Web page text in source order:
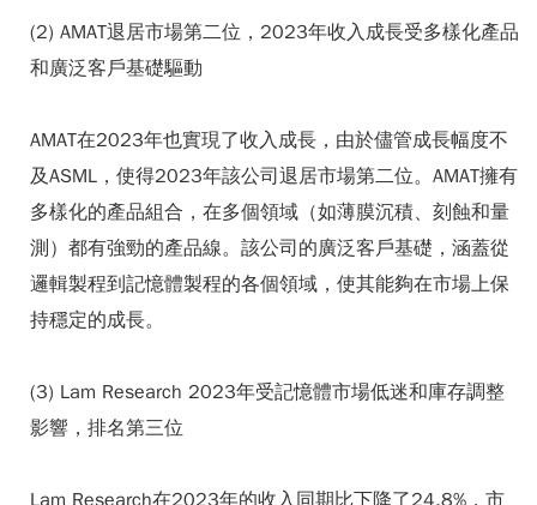
(2) AMAT退居市場第二位，2023年收入成長受多樣化產品
和廣泛客戶基礎驅動
AMAT在2023年也實現了收入成長，由於儘管成長幅度不
及ASML，使得2023年該公司退居市場第二位。AMAT擁有
多樣化的產品組合，在多個領域（如薄膜沉積、刻蝕和量
測）都有強勁的產品線。該公司的廣泛客戶基礎，涵蓋從
邏輯製程到記憶體製程的各個領域，使其能夠在市場上保
持穩定的成長。
(3) Lam Research 2023年受記憶體市場低迷和庫存調整
影響，排名第三位
Lam Research在2023年的收入同期比下降了24.8%，市